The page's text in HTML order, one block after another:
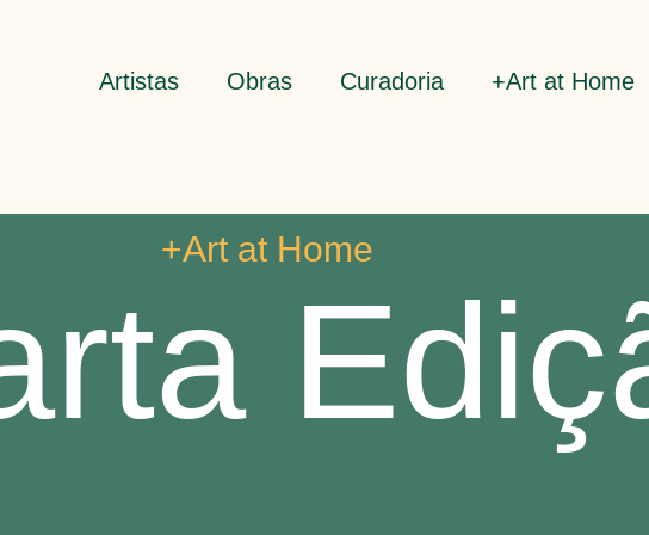
Artistas Obras Curadoria +Art at Home
+Art at Home